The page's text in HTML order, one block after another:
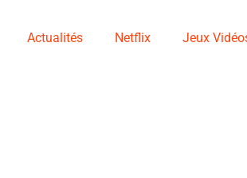
Actualités Netflix Jeux